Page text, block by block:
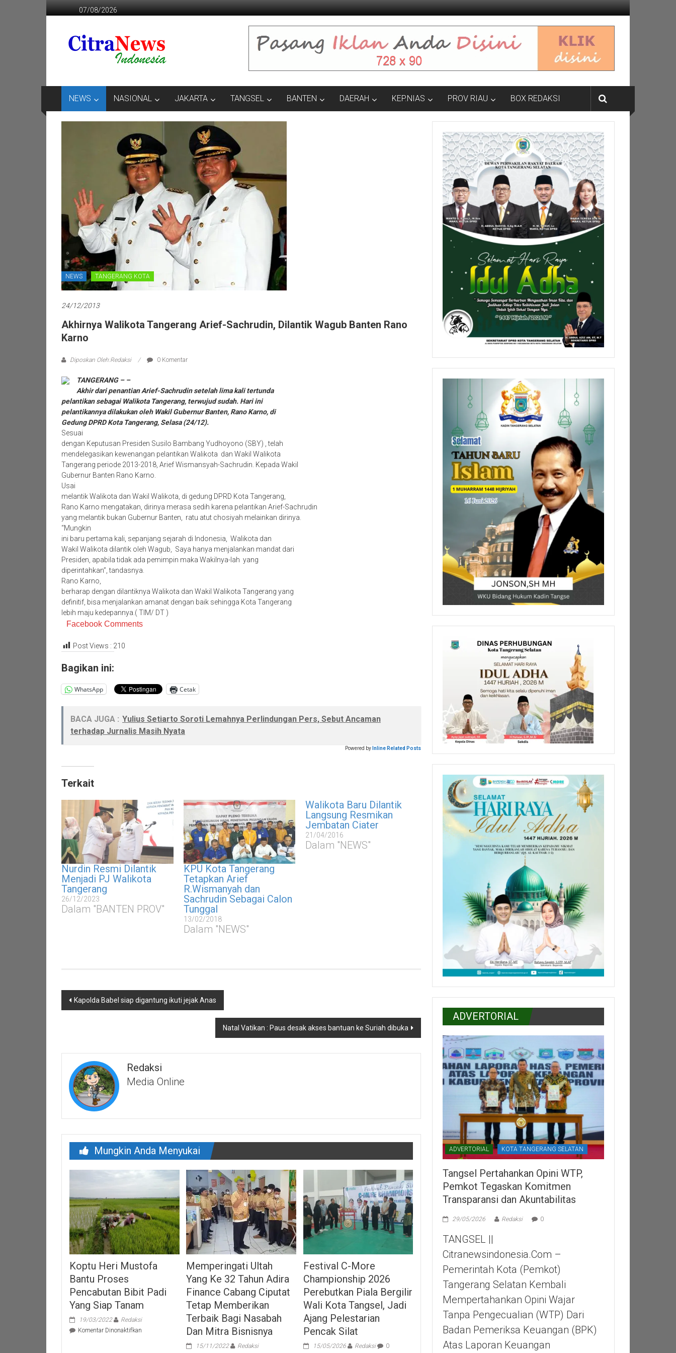
ke
07/08/2026
CITRANEWS
INDONESIA
NEWS NASIONAL JAKARTA TANGSEL BANTEN DAERAH KEP.NIAS PROV RIAU BOX REDAKSI
NEWS TANGERANG KOTA
24/12/2013
Akhirnya Walikota Tangerang Arief-Sachrudin, Dilantik Wagub Banten Rano
Karno
Diposkan Oleh:Redaksi 0 Komentar
TANGERANG – –
Akhir dari penantian Arief-Sachrudin setelah lima kali tertunda
pelantikan sebagai Walikota Tangerang, terwujud sudah. Hari ini
pelantikannya dilakukan oleh Wakil Gubernur Banten, Rano Karno, di
Gedung DPRD Kota Tangerang, Selasa (24/12).
Sesuai
dengan Keputusan Presiden Susilo Bambang Yudhoyono (SBY) , telah
mendelegasikan kewenangan pelantikan Walikota dan Wakil Walikota
Tangerang periode 2013-2018, Arief Wismansyah-Sachrudin. Kepada Wakil
Gubernur Banten Rano Karno.
Usai
melantik Walikota dan Wakil Walikota, di gedung DPRD Kota Tangerang,
Rano Karno mengatakan, dirinya merasa sedih karena pelantikan Arief-Sachrudin
yang melantik bukan Gubernur Banten, ratu atut chosiyah melainkan dirinya.
“Mungkin
ini baru pertama kali, sepanjang sejarah di Indonesia, Walikota dan
Wakil Walikota dilantik oleh Wagub, Saya hanya menjalankan mandat dari
Presiden, apabila tidak ada pemimpin maka Wakilnya-lah yang
diperintahkan”, tandasnya.
Rano Karno,
berharap dengan dilantiknya Walikota dan Wakil Walikota Tangerang yang
definitif, bisa menjalankan amanat dengan baik sehingga Kota Tangerang
lebih maju kedepannya.( TIM/ DT )
Facebook Comments
Post Views : 210
Bagikan ini:
WhatsApp Cetak
BACA JUGA : Yulius Setiarto Soroti Lemahnya Perlindungan Pers, Sebut Ancaman
terhadap Jurnalis Masih Nyata
Powered by Inline Related Posts
Terkait
Nurdin Resmi Dilantik
Menjadi PJ Walikota
Tangerang
26/12/2023
Dalam "BANTEN PROV"
KPU Kota Tangerang
Tetapkan Arief
R.Wismanyah dan
Sachrudin Sebagai Calon
Tunggal
13/02/2018
Dalam "NEWS"
Walikota Baru Dilantik
Langsung Resmikan
Jembatan Ciater
21/04/2016
Dalam "NEWS"
Navigasi
pos
Kapolda Babel siap digantung ikuti jejak Anas
Natal Vatikan : Paus desak akses bantuan ke Suriah dibuka
Redaksi
Media Online
Mungkin Anda Menyukai
Koptu Heri Mustofa
Bantu Proses
Pencabutan Bibit Padi
Yang Siap Tanam
19/03/2022
Redaksi
Komentar Dinonaktifkan
Memperingati Ultah
Yang Ke 32 Tahun Adira
Finance Cabang Ciputat
Tetap Memberikan
Terbaik Bagi Nasabah
Dan Mitra Bisnisnya
15/11/2022
Redaksi
Festival C-More
Championship 2026
Perebutkan Piala Bergilir
Wali Kota Tangsel, Jadi
Ajang Pelestarian
Pencak Silat
15/05/2026 Redaksi 0
ADVERTORIAL
ADVERTORIAL KOTA TANGERANG SELATAN
Tangsel Pertahankan Opini WTP,
Pemkot Tegaskan Komitmen
Transparansi dan Akuntabilitas
29/05/2026 Redaksi 0
TANGSEL ||
Citranewsindonesia.com –
Pemerintah Kota (Pemkot)
Tangerang Selatan Kembali
Mempertahankan Opini Wajar
Tanpa Pengecualian (WTP) Dari
Badan Pemeriksa Keuangan (BPK)
Atas Laporan Keuangan